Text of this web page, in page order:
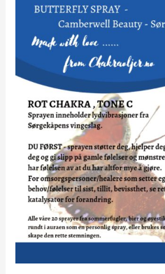
rabatt
våre 20
sprayer
fra
sommerfugler,bier
øyenstikkere.